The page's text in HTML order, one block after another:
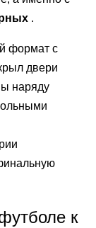
.
формат с
двери
наряду
к